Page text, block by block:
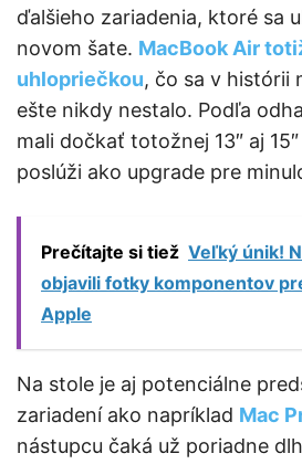
ďalšieho zariadenia, ktoré sa
novom šate. MacBook Air
uhlopriečkou, čo sa v histórii
ešte nikdy nestalo. Podľa
mali dočkať totožnej 13″ aj
poslúži ako upgrade pre
Prečítajte si tiež Veľký únik!
objavili fotky komponentov
Apple
Na stole je aj potenciálne
zariadení ako napríklad Mac
nástupcu čaká už poriadne